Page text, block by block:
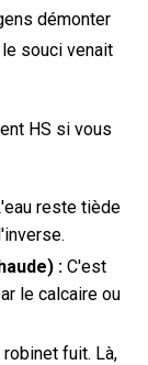
démonter
souci venait
HS si vous
reste tiède
: C'est
le calcaire ou
fuit. Là,